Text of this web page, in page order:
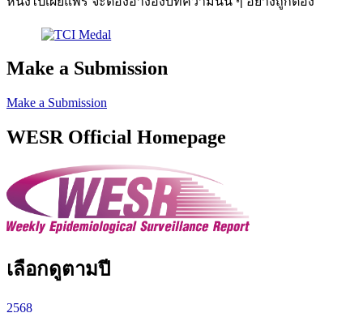
Make a Submission
Make a Submission
WESR Official Homepage
เลือกดูตามปี
2568